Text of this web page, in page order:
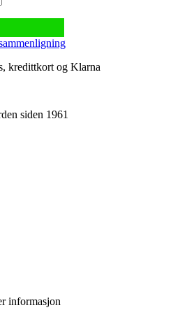
kredittkort og Klarna
siden 1961
informasjon